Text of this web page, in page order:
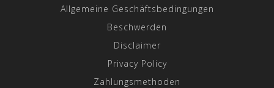
Allgemeine Geschäftsbedingungen
Beschwerden
Disclaimer
Privacy Policy
Zahlungsmethoden